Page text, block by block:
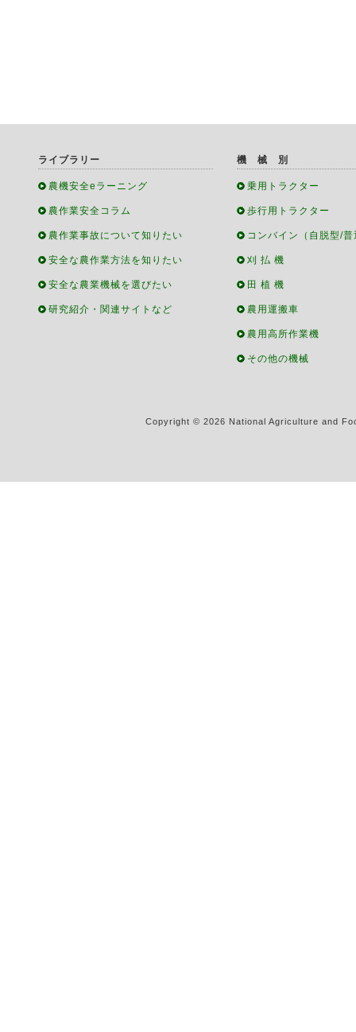
ライブラリー
農機安全eラーニング
農作業安全コラム
農作業事故について知りたい
安全な農作業方法を知りたい
安全な農業機械を選びたい
研究紹介・関連サイトなど
機 械 別
乗用トラクター
歩行用トラクター
コンバイン（自脱型/普
刈 払 機
田 植 機
農用運搬車
農用高所作業機
その他の機械
Copyright © 2026 National Agriculture and